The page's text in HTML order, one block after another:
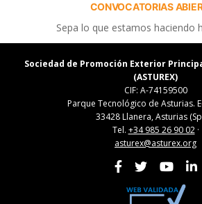
CONVOCATORIAS
Sepa lo que estamos haciendo
Sociedad de Promoción Exterior
(ASTUREX)
CIF: A-74159500
Parque Tecnológico de Asturias.
33428 Llanera, Asturias
Tel. +34 985 26 90 02·
asturex@asturex.org